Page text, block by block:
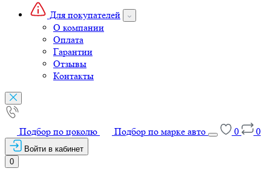
Для покупателей
О компании
Оплата
Гарантии
Отзывы
Контакты
Подбор по цоколю Подбор по марке авто 0 0
Войти в кабинет
0